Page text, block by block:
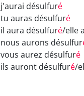
j'aurai désulfuré
tu auras désulfuré
il aura désulfuré/elle
nous aurons désulfur
vous aurez désulfuré
ils auront désulfuré/